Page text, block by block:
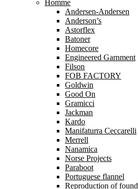
Homme
Andersen-Andersen
Anderson’s
Astorflex
Batoner
Homecore
Engineered Garnment
Filson
FOB FACTORY
Goldwin
Good On
Gramicci
Jackman
Kardo
Manifaturra Ceccarelli
Merrell
Nanamica
Norse Projects
Paraboot
Portuguese flannel
Reproduction of found